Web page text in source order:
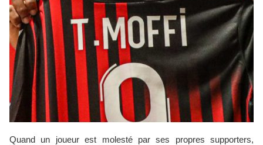
Quand un joueur est molesté par ses propres supporters,